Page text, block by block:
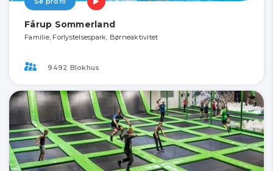
Fårup Sommerland
Familie, Forlystelsespark, Børneaktivitet
9492 Blokhus